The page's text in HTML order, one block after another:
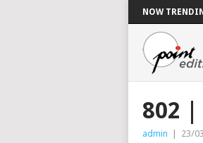
NOW
802 |
admin 23/